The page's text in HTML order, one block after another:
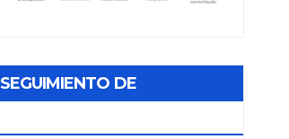
SEGUIMIENTO DE